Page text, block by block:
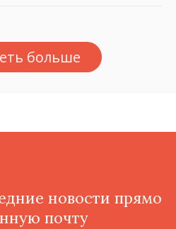
больше
новости прямо
почту